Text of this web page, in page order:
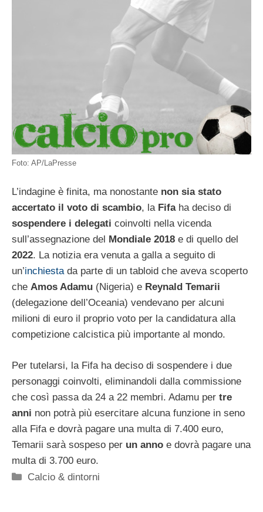
Foto: AP/LaPresse
L’indagine è finita, ma nonostante non sia stato
accertato il voto di scambio, la Fifa ha deciso di
sospendere i delegati coinvolti nella vicenda
sull’assegnazione del Mondiale 2018 e di quello del
2022. La notizia era venuta a galla a seguito di
un’inchiestada parte di un tabloid che aveva scoperto
che Amos Adamu (Nigeria) e Reynald Temarii
(delegazione dell’Oceania) vendevano per alcuni
milioni di euro il proprio voto per la candidatura alla
competizione calcistica più importante al mondo.
Per tutelarsi, la Fifa ha deciso di sospendere i due
personaggi coinvolti, eliminandoli dalla commissione
che così passa da 24 a 22 membri. Adamu per tre
anni non potrà più esercitare alcuna funzione in seno
alla Fifa e dovrà pagare una multa di 7.400 euro,
Temarii sarà sospeso per un anno e dovrà pagare una
multa di 3.700 euro.
Categorie
Calcio & dintorni